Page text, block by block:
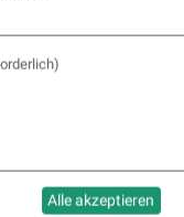
Club Board
>>
Alle akzeptieren